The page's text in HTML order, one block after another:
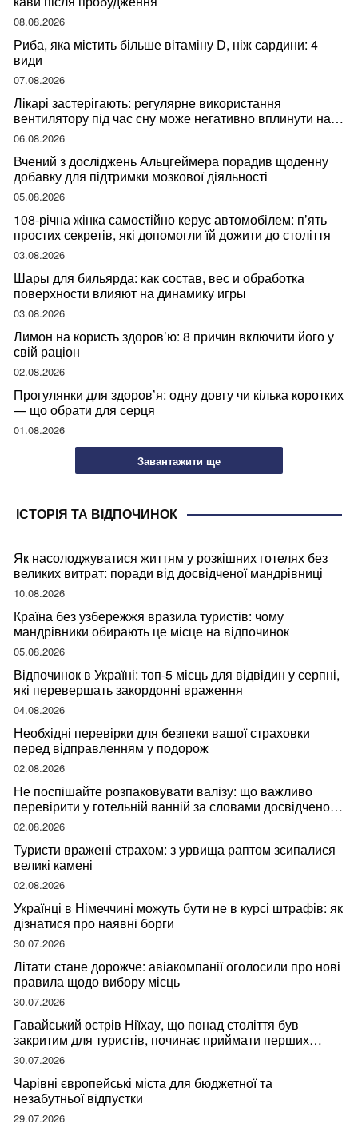
08.08.2026
Риба, яка містить більше вітаміну D, ніж сардини: 4
види
07.08.2026
Лікарі застерігають: регулярне використання
вентилятору під час сну може негативно вплинути на
ваше здоров’я
06.08.2026
Вчений з досліджень Альцгеймера порадив щоденну
добавку для підтримки мозкової діяльності
05.08.2026
108-річна жінка самостійно керує автомобілем: п’ять
простих секретів, які допомогли їй дожити до століття
03.08.2026
Шары для бильярда: как состав, вес и обработка
поверхности влияют на динамику игры
03.08.2026
Лимон на користь здоров’ю: 8 причин включити його у
свій раціон
02.08.2026
Прогулянки для здоров’я: одну довгу чи кілька коротких
— що обрати для серця
01.08.2026
Завантажити ще
ІСТОРІЯ ТА ВІДПОЧИНОК
Як насолоджуватися життям у розкішних готелях без
великих витрат: поради від досвідченої мандрівниці
10.08.2026
Країна без узбережжя вразила туристів: чому
мандрівники обирають це місце на відпочинок
05.08.2026
Відпочинок в Україні: топ-5 місць для відвідин у серпні,
які перевершать закордонні враження
04.08.2026
Необхідні перевірки для безпеки вашої страховки
перед відправленням у подорож
02.08.2026
Не поспішайте розпаковувати валізу: що важливо
перевірити у готельній ванній за словами досвідченої
мандрівниці
02.08.2026
Туристи вражені страхом: з урвища раптом зсипалися
великі камені
02.08.2026
Українці в Німеччині можуть бути не в курсі штрафів: як
дізнатися про наявні борги
30.07.2026
Літати стане дорожче: авіакомпанії оголосили про нові
правила щодо вибору місць
30.07.2026
Гавайський острів Ніїхау, що понад століття був
закритим для туристів, починає приймати перших
відвідувачів
30.07.2026
Чарівні європейські міста для бюджетної та
незабутньої відпустки
29.07.2026